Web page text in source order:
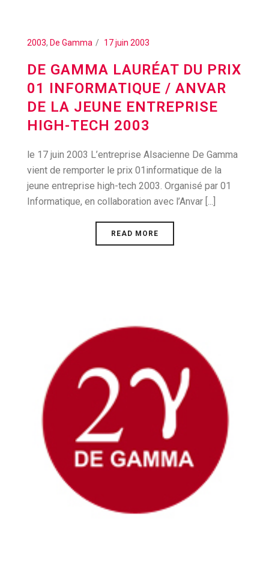
2003, De Gamma 17 juin 2003
DE GAMMA LAURÉAT DU PRIX
01 INFORMATIQUE / ANVAR
DE LA JEUNE ENTREPRISE
HIGH-TECH 2003
le 17 juin 2003 L’entreprise Alsacienne De Gamma
vient de remporter le prix 01informatique de la
jeune entreprise high-tech 2003. Organisé par 01
Informatique, en collaboration avec l’Anvar [...]
READ MORE